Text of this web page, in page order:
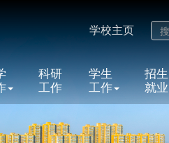
学校主页
科研
工作
学生
工作
招生
就业